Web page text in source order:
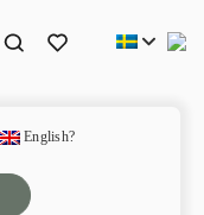
English?